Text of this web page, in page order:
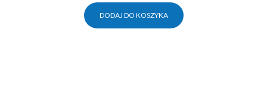
DODAJ DO KOSZYKA